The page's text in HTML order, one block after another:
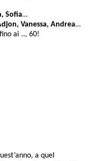
Sofia…
Vanessa, Andrea…
ai .., 60!
a quel